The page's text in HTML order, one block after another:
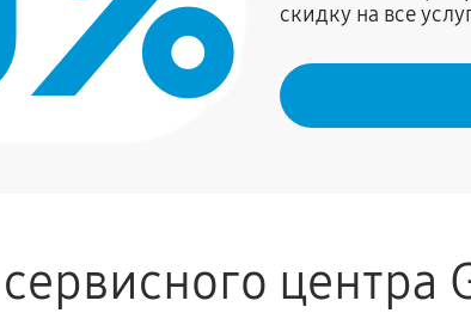
Epix Pro (Gen 2)
скидку на все
центра